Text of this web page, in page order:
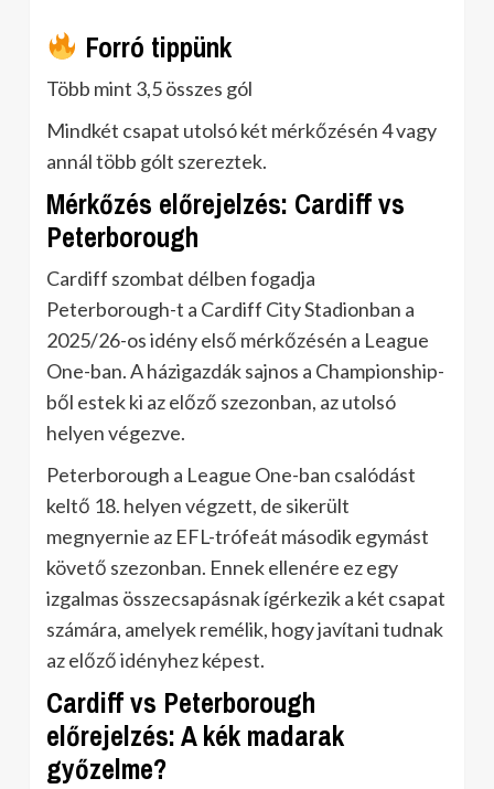
Forró tippünk
Több mint 3,5 összes gól
Mindkét csapat utolsó két mérkőzésén 4 vagy
annál több gólt szereztek.
Mérkőzés előrejelzés: Cardiff vs
Peterborough
Cardiff szombat délben fogadja
Peterborough-t a Cardiff City Stadionban a
2025/26-os idény első mérkőzésén a League
One-ban. A házigazdák sajnos a Championship-
ből estek ki az előző szezonban, az utolsó
helyen végezve.
Peterborough a League One-ban csalódást
keltő 18. helyen végzett, de sikerült
megnyernie az EFL-trófeát második egymást
követő szezonban. Ennek ellenére ez egy
izgalmas összecsapásnak ígérkezik a két csapat
számára, amelyek remélik, hogy javítani tudnak
az előző idényhez képest.
Cardiff vs Peterborough
előrejelzés: A kék madarak
győzelme?